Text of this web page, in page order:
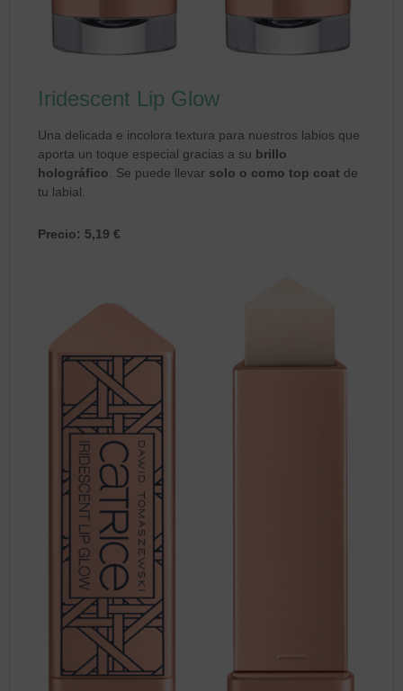
Iridescent Lip Glow
Una delicada e incolora textura para nuestros labios que
aporta un toque especial gracias a su brillo
holográfico. Se puede llevar solo o como top coat de
tu labial.
Precio: 5,19 €